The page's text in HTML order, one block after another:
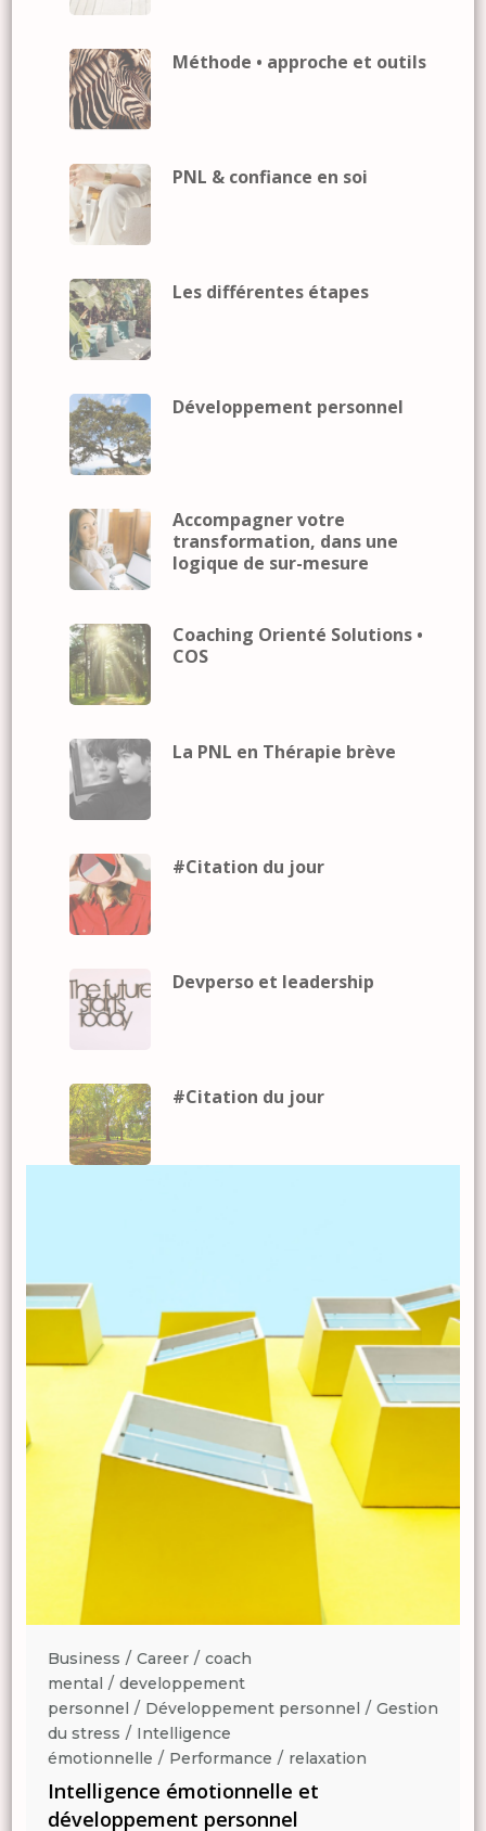
Méthode • approche et outils
PNL & confiance en soi
Les différentes étapes
Développement personnel
Accompagner votre
transformation, dans une
logique de sur-mesure
Coaching Orienté Solutions •
COS
La PNL en Thérapie brève
#Citation du jour
Devperso et leadership
#Citation du jour
Business Career
coach
mental
developpement
personnel
Développement personnel
Gestion
du stress
Intelligence
émotionnelle
Performance relaxation
Intelligence émotionnelle et
développement personnel